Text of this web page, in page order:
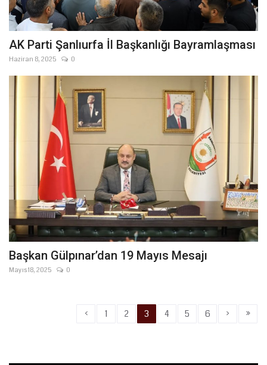
AK Parti Şanlıurfa İl Başkanlığı Bayramlaşması
Haziran 8, 2025 0
Başkan Gülpınar’dan 19 Mayıs Mesajı
Mayıs 18, 2025 0
‹ 1 2 3 4 5 6 › »